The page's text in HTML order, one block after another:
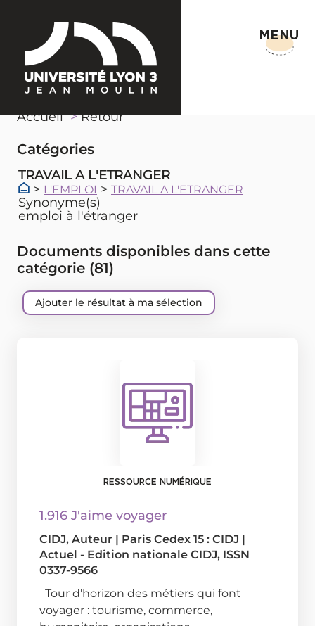
MENU
Accueil Retour
Catégories
> L'EMPLOI > TRAVAIL A L'ETRANGER
TRAVAIL A L'ETRANGER
Synonyme(s)
emploi à l'étranger
Documents disponibles dans cette
catégorie (81)
Ajouter le résultat à ma sélection
RESSOURCE NUMÉRIQUE
1.916 J'aime voyager
CIDJ, Auteur | Paris Cedex 15 : CIDJ |
Actuel - Edition nationale CIDJ, ISSN
0337-9566
Tour d'horizon des métiers qui font
voyager : tourisme, commerce,